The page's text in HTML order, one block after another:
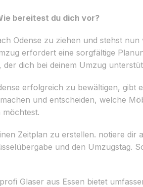
bereitest du dich vor?
Odense zu ziehen und stehst
erfordert eine sorgfältige
dich bei deinem Umzug
erfolgreich zu bewältigen, gibt
und entscheiden, welche
Zeitplan zu erstellen. notiere
und den Umzugstag.
Glaser aus Essen bietet